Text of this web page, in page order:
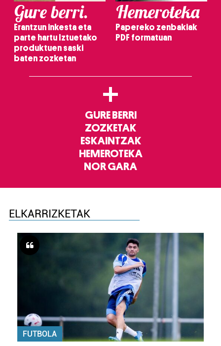
Gure berri.
Erantzun inkesta eta
parte hartu Iztuetako
produktuen saski
baten zozketan
Hemeroteka
Papereko zenbakiak
PDF formatuan
+
GURE BERRI
ZOZKETAK
ESKAINTZAK
HEMEROTEKA
NOR GARA
ELKARRIZKETAK
FUTBOLA